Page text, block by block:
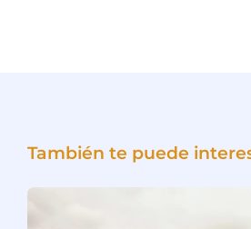
También te puede